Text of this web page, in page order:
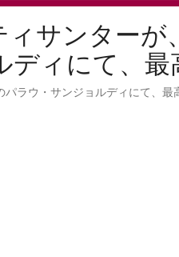
サンターが
ィにて、最
、忘られな
ラウ・サンジョルディにて、